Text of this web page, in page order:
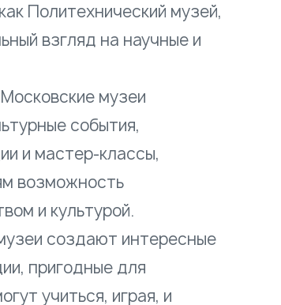
Политехнический музей,
взгляд на научные и
музеи
события,
и мастер-классы,
возможность
и культурой.
создают интересные
пригодные для
учиться, играя, и